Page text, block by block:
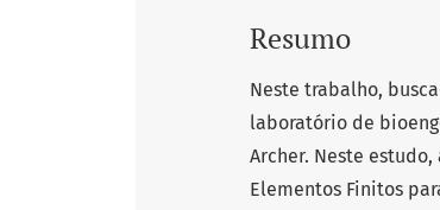
Resumo
Neste trabalho,
laboratório de
Archer. Neste
Elementos Finitos